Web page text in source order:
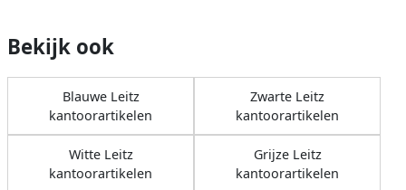
Bekijk ook
Blauwe Leitz
kantoorartikelen
Zwarte Leitz
kantoorartikelen
Witte Leitz
kantoorartikelen
Grijze Leitz
kantoorartikelen